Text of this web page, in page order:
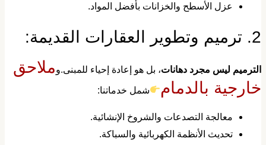
​عزل الأسطح والخزانات بأفضل المواد.
القديمة:
ليس مجرد دهانات، بل هو إعادة إحياء للمبنى.وملاحق
بالدمام
شمل خدماتنا:
​معالجة التصدعات والشروخ الإنشائية.
​تحديث الأنظمة الكهربائية والسباكة.